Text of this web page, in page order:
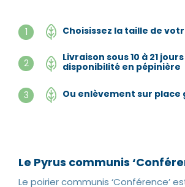
1 Choisissez la taille de
2
Livraison sous 10 à 21
disponibilité en pépinière
3 Ou enlèvement sur
Le Pyrus communis
Le poirier communis ‘Conférence’